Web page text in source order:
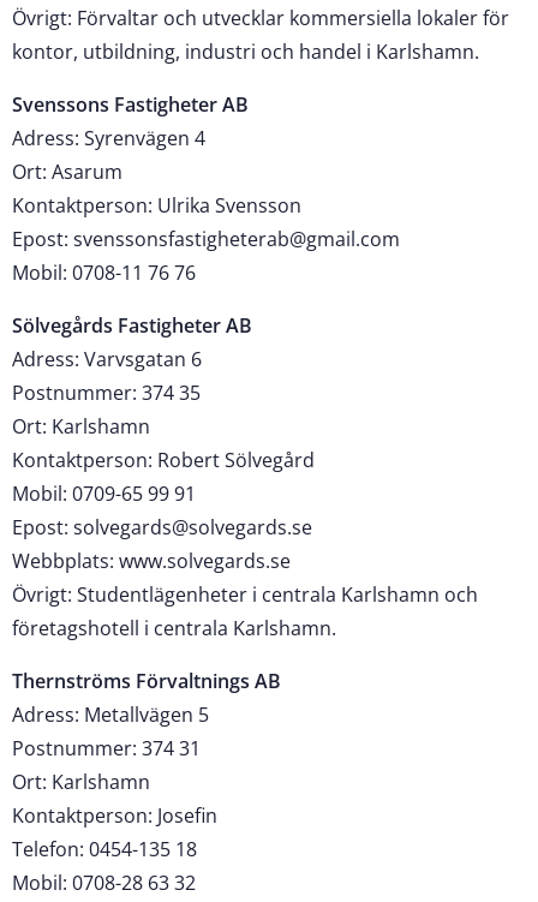
Övrigt: Förvaltar och utvecklar kommersiella lokaler för
kontor, utbildning, industri och handel i Karlshamn.
Svenssons Fastigheter AB
Adress: Syrenvägen 4
Ort: Asarum
Kontaktperson: Ulrika Svensson
Epost: svenssonsfastigheterab@gmail.com
Mobil: 0708-11 76 76
Sölvegårds Fastigheter AB
Adress: Varvsgatan 6
Postnummer: 374 35
Ort: Karlshamn
Kontaktperson: Robert Sölvegård
Mobil: 0709-65 99 91
Epost: solvegards@solvegards.se
Webbplats: www.solvegards.se
Övrigt: Studentlägenheter i centrala Karlshamn och
företagshotell i centrala Karlshamn.
Thernströms Förvaltnings AB
Adress: Metallvägen 5
Postnummer: 374 31
Ort: Karlshamn
Kontaktperson: Josefin
Telefon: 0454-135 18
Mobil: 0708-28 63 32